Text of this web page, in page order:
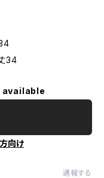
34
向け
通報する